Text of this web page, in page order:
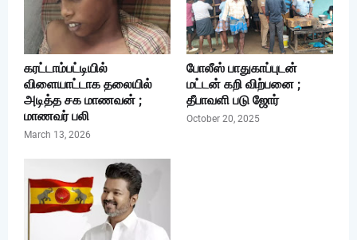
கரட்டாம்பட்டியில்
விளையாட்டாக தலையில்
அடித்த சக மாணவன் ;
மாணவர் பலி
March 13, 2026
போலீஸ் பாதுகாப்புடன்
மட்டன் கறி விற்பனை ;
தீபாவளி படு ஜோர்
October 20, 2025